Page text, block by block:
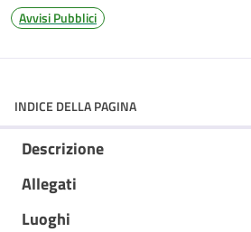
Avvisi Pubblici
INDICE DELLA PAGINA
Descrizione
Allegati
Luoghi